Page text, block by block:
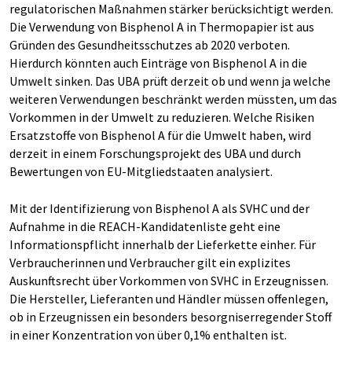
regulatorischen Maßnahmen stärker berücksichtigt werden.
Die Verwendung von Bisphenol A in Thermopapier ist aus
Gründen des Gesundheitsschutzes ab 2020 verboten.
Hierdurch könnten auch Einträge von Bisphenol A in die
Umwelt sinken. Das UBA prüft derzeit ob und wenn ja welche
weiteren Verwendungen beschränkt werden müssten, um das
Vorkommen in der Umwelt zu reduzieren. Welche Risiken
Ersatzstoffe von Bisphenol A für die Umwelt haben, wird
derzeit in einem Forschungsprojekt des UBA und durch
Bewertungen von EU-Mitgliedstaaten analysiert.
Mit der Identifizierung von Bisphenol A als SVHC und der
Aufnahme in die REACH-Kandidatenliste geht eine
Informationspflicht innerhalb der Lieferkette einher. Für
Verbraucherinnen und Verbraucher gilt ein explizites
Auskunftsrecht über Vorkommen von SVHC in Erzeugnissen.
Die Hersteller, Lieferanten und Händler müssen offenlegen,
ob in Erzeugnissen ein besonders besorgniserregender Stoff
in einer Konzentration von über 0,1% enthalten ist.